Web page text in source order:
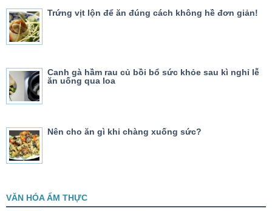
Trứng vịt lộn để ăn đúng cách không hề đơn giản!
Canh gà hầm rau củ bồi bổ sức khỏe sau kì nghỉ lễ
ăn uống qua loa
Nên cho ăn gì khi chàng xuống sức?
VĂN HÓA ẨM THỰC